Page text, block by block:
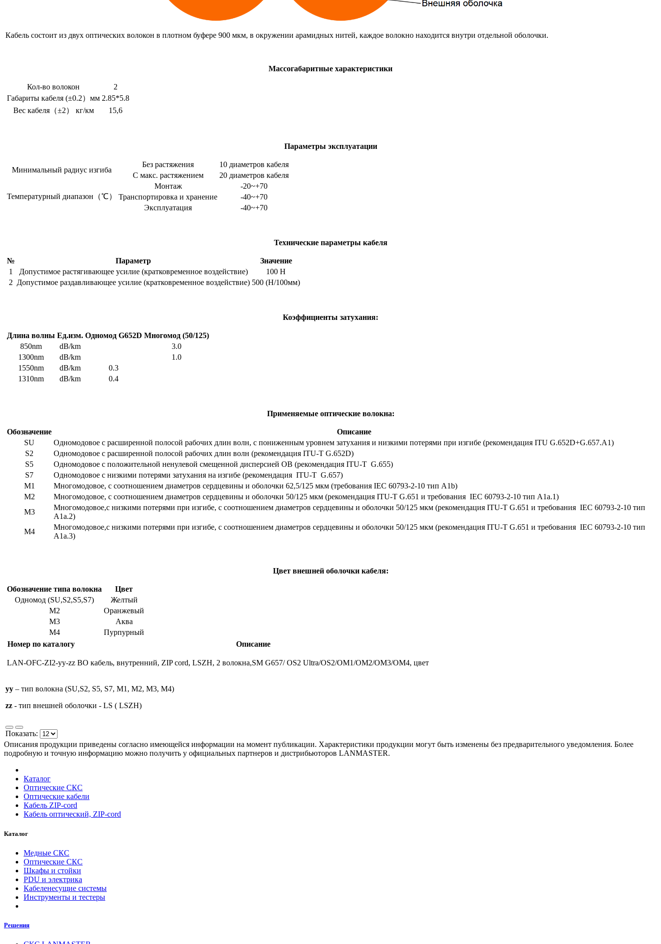
Кабель состоит из двух оптических волокон в плотном буфере 900 мкм, в окружении арамидных нитей, каждое волокно находится внутри отдельной оболочки.
Массогабаритные характеристики
Кол-во волокон
2
Габариты кабеля (±0.2）мм 2.85*5.8
Вес кабеля（±2） кг/км
15,6
Параметры эксплуатации
Минимальный радиус изгиба
Без растяжения
10 диаметров кабеля
С макс. растяжением
20 диаметров кабеля
Температурный диапазон（℃）
Монтаж
-20~+70
Транспортировка и хранение
-40~+70
Эксплуатация
-40~+70
Технические параметры кабеля
№ Параметр
Значение
1
Допустимое растягивающее усилие (кратковременное воздействие)
100 Н
2 Допустимое раздавливающее усилие (кратковременное воздействие) 500 (Н/100мм)
Коэффициенты затухания:
Длина волны Ед.изм. Одномод G652D Многомод (50/125)
850nm
dB/km
3.0
1300nm
dB/km
1.0
1550nm
dB/km
0.3
1310nm
dB/km 0.4
Применяемые оптические волокна:
Обозначение
Описание
SU
Одномодовое с расширенной полосой рабочих длин волн, с пониженным уровнем затухания и низкими потерями при изгибе (рекомендация ITU G.652D+G.657.A1)
S2
Одномодовое с расширенной полосой рабочих длин волн (рекомендация ITU-T G.652D)
S5
Одномодовое с положительной ненулевой смещенной дисперсией ОВ (рекомендация ITU-T G.655)
S7
Одномодовое с низкими потерями затухания на изгибе (рекомендация ITU-T G.657)
M1
Многомодовое, с соотношением диаметров сердцевины и оболочки 62,5/125 мкм (требования IEC 60793-2-10 тип A1b)
M2
Многомодовое, с соотношением диаметров сердцевины и оболочки 50/125 мкм (рекомендация ITU-T G.651 и требования IEC 60793-2-10 тип A1a.1)
M3
Многомодовое,с низкими потерями при изгибе, с соотношением диаметров сердцевины и оболочки 50/125 мкм (рекомендация ITU-T G.651 и требования IEC 60793-2-10 тип
A1a.2)
M4
Многомодовое,с низкими потерями при изгибе, с соотношением диаметров сердцевины и оболочки 50/125 мкм (рекомендация ITU-T G.651 и требования IEC 60793-2-10 тип
A1a.3)
Цвет внешней оболочки кабеля:
Обозначение типа волокна
Цвет
Одномод (SU,S2,S5,S7)
Желтый
M2
Оранжевый
M3
Аква
M4
Пурпурный
Номер по каталогу
Описание
LAN-OFC-ZI2-yy-zz ВО кабель, внутренний, ZIP cord, LSZH, 2 волокна,SM G657/ OS2 Ultra/OS2/OM1/OM2/OM3/OM4, цвет
yy – тип волокна (SU,S2, S5, S7, M1, M2, M3, M4)
zz - тип внешней оболочки - LS ( LSZH)
Показать:
Описания продукции приведены согласно имеющейся информации на момент публикации. Характеристики продукции могут быть изменены без предварительного уведомления. Более
подробную и точную информацию можно получить у официальных партнеров и дистрибьюторов LANMASTER.
Каталог
Оптические СКС
Оптические кабели
Кабель ZIP-cord
Кабель оптический, ZIP-cord
Каталог
Медные СКС
Оптические СКС
Шкафы и стойки
PDU и электрика
Кабеленесущие системы
Инструменты и тестеры
Решения